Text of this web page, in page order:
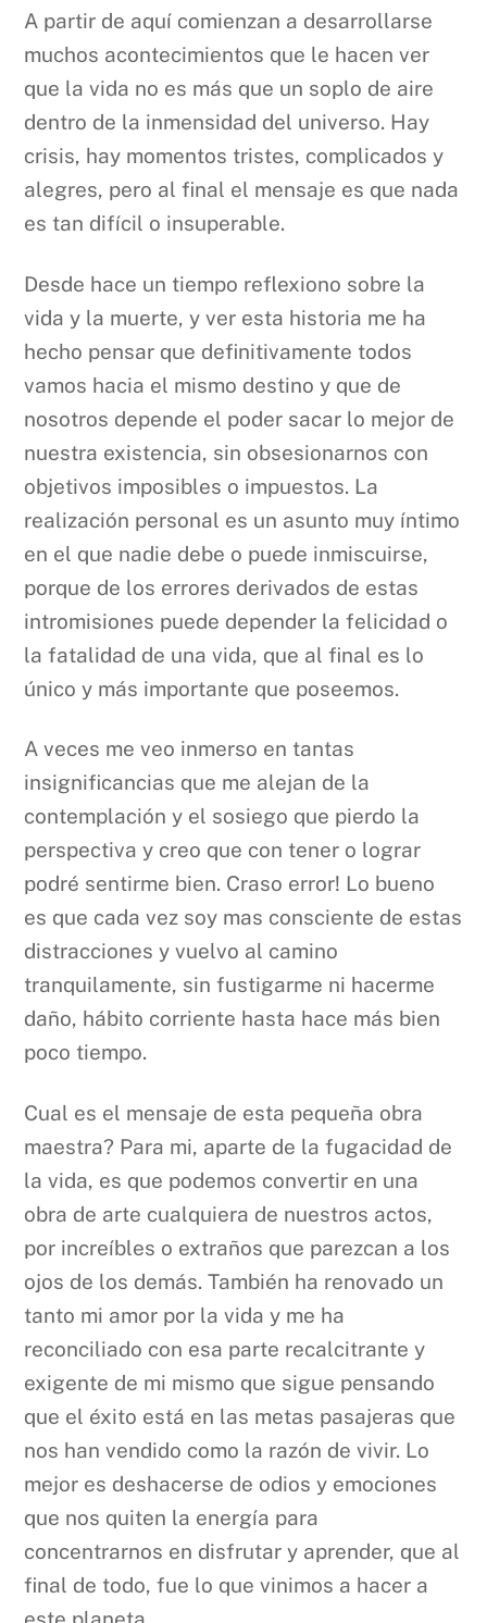
A partir de aquí comienzan a desarrollarse
muchos acontecimientos que le hacen ver
que la vida no es más que un soplo de aire
dentro de la inmensidad del universo. Hay
crisis, hay momentos tristes, complicados y
alegres, pero al final el mensaje es que nada
es tan difícil o insuperable.
Desde hace un tiempo reflexiono sobre la
vida y la muerte, y ver esta historia me ha
hecho pensar que definitivamente todos
vamos hacia el mismo destino y que de
nosotros depende el poder sacar lo mejor de
nuestra existencia, sin obsesionarnos con
objetivos imposibles o impuestos. La
realización personal es un asunto muy íntimo
en el que nadie debe o puede inmiscuirse,
porque de los errores derivados de estas
intromisiones puede depender la felicidad o
la fatalidad de una vida, que al final es lo
único y más importante que poseemos.
A veces me veo inmerso en tantas
insignificancias que me alejan de la
contemplación y el sosiego que pierdo la
perspectiva y creo que con tener o lograr
podré sentirme bien. Craso error! Lo bueno
es que cada vez soy mas consciente de estas
distracciones y vuelvo al camino
tranquilamente, sin fustigarme ni hacerme
daño, hábito corriente hasta hace más bien
poco tiempo.
Cual es el mensaje de esta pequeña obra
maestra? Para mi, aparte de la fugacidad de
la vida, es que podemos convertir en una
obra de arte cualquiera de nuestros actos,
por increíbles o extraños que parezcan a los
ojos de los demás. También ha renovado un
tanto mi amor por la vida y me ha
reconciliado con esa parte recalcitrante y
exigente de mi mismo que sigue pensando
que el éxito está en las metas pasajeras que
nos han vendido como la razón de vivir. Lo
mejor es deshacerse de odios y emociones
que nos quiten la energía para
concentrarnos en disfrutar y aprender, que al
final de todo, fue lo que vinimos a hacer a